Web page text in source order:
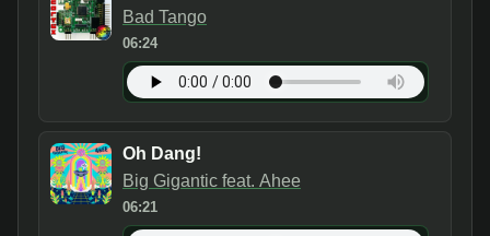
Bad Tango
06:24
Oh Dang!
Big Gigantic feat. Ahee
06:21